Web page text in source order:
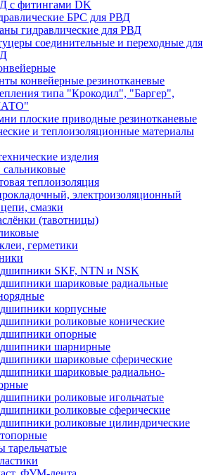
с фитингами DK
БРС для РВД
гидравлические для РВД
соединительные и переходные для
конвейерные резинотканевые
типа "Крокодил", "Баргер",
плоские приводные резинотканевые
и теплоизоляционные материалы
изделия
теплоизоляция
электроизоляционный
смазки
(тавотницы)
герметики
SKF, NTN и NSK
шариковые радиальные
корпусные
роликовые конические
опорные
шарнирные
шариковые сферические
шариковые радиально-
роликовые игольчатые
роликовые сферические
роликовые цилиндрические